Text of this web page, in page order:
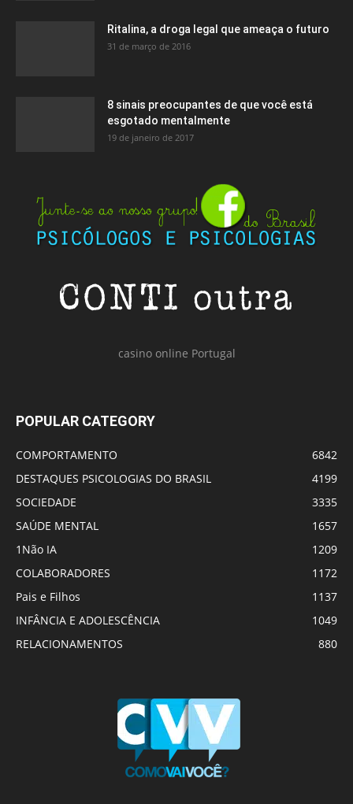
Ritalina, a droga legal que ameaça o futuro
31 de março de 2016
8 sinais preocupantes de que você está
esgotado mentalmente
19 de janeiro de 2017
casino online Portugal
POPULAR CATEGORY
COMPORTAMENTO
6842
DESTAQUES PSICOLOGIAS DO BRASIL
4199
SOCIEDADE
3335
SAÚDE MENTAL
1657
1Não IA
1209
COLABORADORES
1172
Pais e Filhos
1137
INFÂNCIA E ADOLESCÊNCIA
1049
RELACIONAMENTOS
880